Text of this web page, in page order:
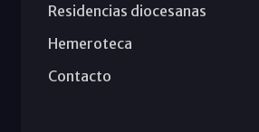
Residencias diocesanas
Hemeroteca
Contacto